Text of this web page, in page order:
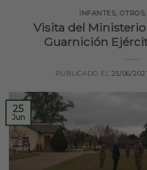
INFANTES, OTROS,
Visita del Ministerio
Guarnición
PUBLICADO EL 25/06/2021
25
Jun